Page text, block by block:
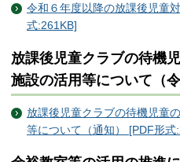
令和６年度以降の放課後児童
式:261KB]
放課後児童クラブの待機
施設の活用等について（
放課後児童クラブの待機児童
等について（通知） [PDF形式